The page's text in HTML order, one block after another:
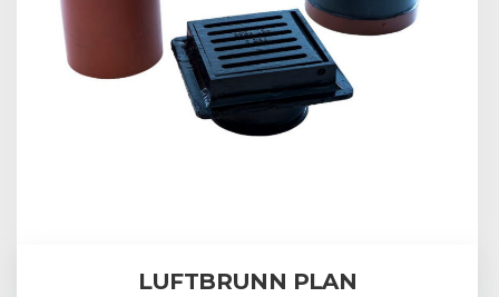
LUFTBRUNN PLAN